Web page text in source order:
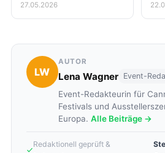
Legalität
27.05.2026
LW
AUTOR
Lena Wagner Event-
Event-Redakteurin für
Festivals und
Europa. Alle Beiträge →
Redaktionell geprüft &